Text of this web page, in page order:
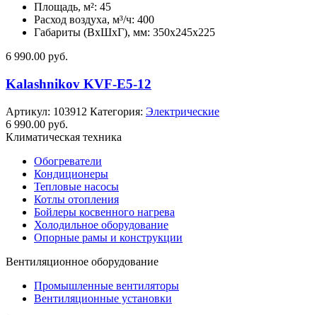
Площадь, м²: 45
Расход воздуха, м³/ч: 400
Габариты (ВхШхГ), мм: 350x245x225
6 990.00 руб.
Kalashnikov KVF-E5-12
Артикул: 103912 Категория: Электрические
6 990.00 руб.
Климатическая техника
Обогреватели
Кондиционеры
Тепловые насосы
Котлы отопления
Бойлеры косвенного нагрева
Холодильное оборудование
Опорные рамы и конструкции
Вентиляционное оборудование
Промышленные вентиляторы
Вентиляционные установки